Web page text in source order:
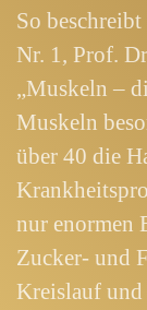
So
Nr. 1, Prof.
„Muskeln –
Muskeln
über 40 die
nur enormen
Zucker- und
Kreislauf und